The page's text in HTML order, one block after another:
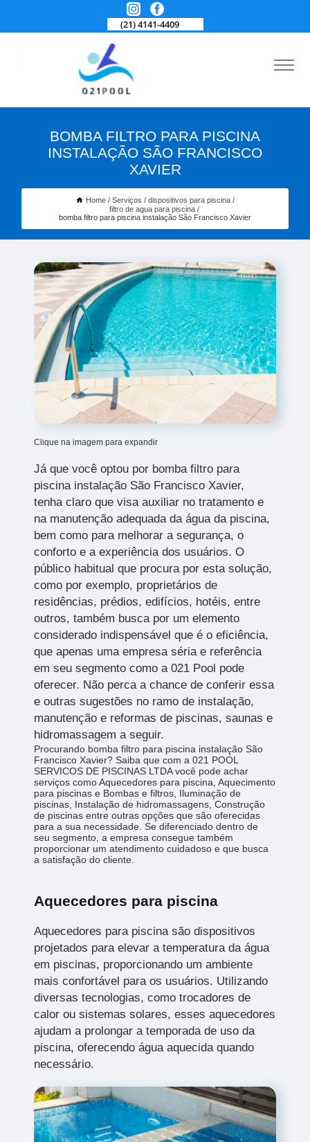
(21) 4141-4409
BOMBA FILTRO PARA PISCINA
INSTALAÇÃO SÃO FRANCISCO
XAVIER
Home Serviços
dispositivos para piscina
filtro de agua para piscina
bomba filtro para piscina instalação São Francisco Xavier
Clique na imagem para expandir
Já que você optou por bomba filtro para
piscina instalação São Francisco Xavier,
tenha claro que visa auxiliar no tratamento e
na manutenção adequada da água da piscina,
bem como para melhorar a segurança, o
conforto e a experiência dos usuários. O
público habitual que procura por esta solução,
como por exemplo, proprietários de
residências, prédios, edifícios, hotéis, entre
outros, também busca por um elemento
considerado indispensável que é o eficiência,
que apenas uma empresa séria e referência
em seu segmento como a 021 Pool pode
oferecer. Não perca a chance de conferir essa
e outras sugestões no ramo de instalação,
manutenção e reformas de piscinas, saunas e
hidromassagem a seguir.
Procurando bomba filtro para piscina instalação São
Francisco Xavier? Saiba que com a 021 POOL
SERVICOS DE PISCINAS LTDA você pode achar
serviços como Aquecedores para piscina, Aquecimento
para piscinas e Bombas e filtros, Iluminação de
piscinas, Instalação de hidromassagens, Construção
de piscinas entre outras opções que são oferecidas
para a sua necessidade. Se diferenciado dentro de
seu segmento, a empresa consegue também
proporcionar um atendimento cuidadoso e que busca
a satisfação do cliente.
Aquecedores para piscina
Aquecedores para piscina são dispositivos
projetados para elevar a temperatura da água
em piscinas, proporcionando um ambiente
mais confortável para os usuários. Utilizando
diversas tecnologias, como trocadores de
calor ou sistemas solares, esses aquecedores
ajudam a prolongar a temporada de uso da
piscina, oferecendo água aquecida quando
necessário.